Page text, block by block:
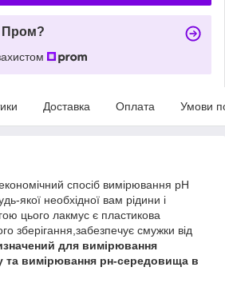
Пром?
Доставка Оплата Умови
спосіб вимірювання рН
якої необхідної вам рідини і
цього лакмус є пластикова
зберігання,забезпечує смужки від
для вимірювання
та вимірювання рн-середовища в